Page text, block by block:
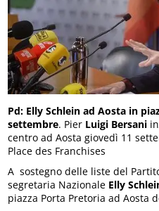
Pd: Elly Schlein ad Aosta in
settembre. Pier Luigi Bersani
centro ad Aosta giovedì 11
Place des Franchises
A sostegno delle liste del
segretaria Nazionale Elly
piazza Porta Pretoria ad Aosta